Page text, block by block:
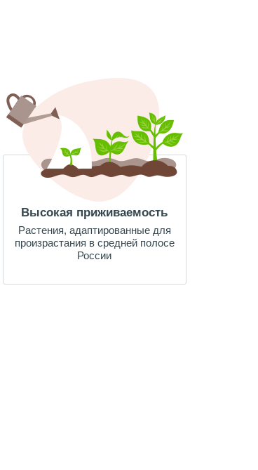
Высокая приживаемость
Растения, адаптированные для
произрастания в средней полосе
России